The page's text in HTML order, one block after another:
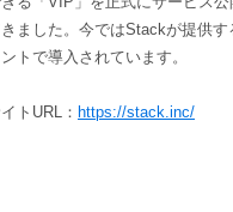
ました。今ではStackが提供す
トで導入されています。
トURL： https://stack.inc/